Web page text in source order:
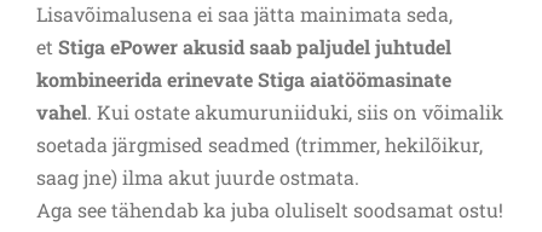
Lisavõimalusena ei saa jätta mainimata seda,
etStiga ePower akusid saab paljudel juhtudel
kombineerida erinevate Stiga aiatöömasinate
vahel. Kui ostate akumuruniiduki, siis on võimalik
soetada järgmised seadmed (trimmer, hekilõikur,
saag jne) ilma akut juurde ostmata.
Aga see tähendab ka juba oluliselt soodsamat ostu!